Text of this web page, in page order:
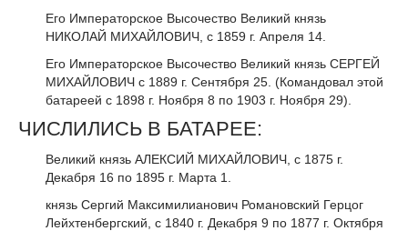
Его Императорское Высочество Великий князь
НИКОЛАЙ МИХАЙЛОВИЧ, с 1859 г. Апреля 14.
Его Императорское Высочество Великий князь СЕРГЕЙ
МИХАЙЛОВИЧ с 1889 г. Сентября 25. (Командовал этой
батареей с 1898 г. Ноября 8 по 1903 г. Ноября 29).
ЧИСЛИЛИСЬ В БАТАРЕЕ:
Великий князь АЛЕКСИЙ МИХАЙЛОВИЧ, с 1875 г.
Декабря 16 по 1895 г. Марта 1.
князь Сергий Максимилианович Романовский Герцог
Лейхтенбергский, с 1840 г. Декабря 9 по 1877 г. Октября